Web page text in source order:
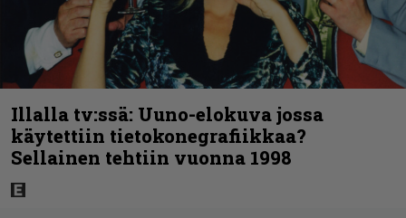
Illalla tv:ssä: Uuno-elokuva jossa
käytettiin tietokonegrafiikkaa?
Sellainen tehtiin vuonna 1998